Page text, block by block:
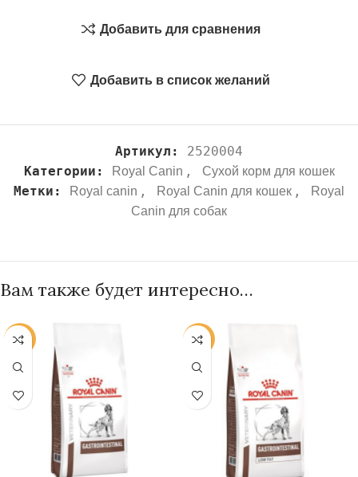
Добавить для сравнения
Добавить в список желаний
Артикул: 2520004
Категории:
Royal Canin , Сухой корм для кошек
Метки: Royal canin , Royal Canin для кошек ,
Royal
Canin для собак
Вам также будет интересно…
-25% -25%